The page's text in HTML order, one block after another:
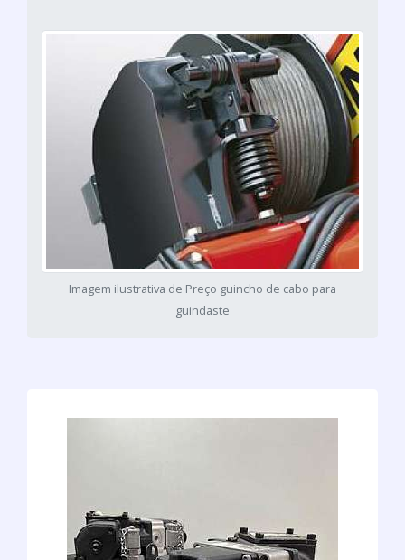
Imagem ilustrativa de Preço guincho de cabo para
guindaste